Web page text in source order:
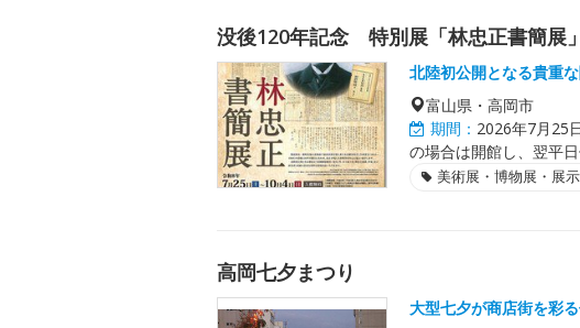
没後120年記念 特別展「林忠正書簡展」
北陸初公開となる貴重
富山県・高岡市
期間： 2026年7月25
の場合は開館し、翌平日
美術展・博物展・展
高岡七夕まつり
大型七夕が商店街を彩